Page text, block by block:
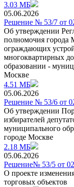
3.03 МБ
05.06.2026
Решение № 53/7 от
Об утверждении
полномочия города
ограждающих
многоквартирных
образовании -
Москве
4.51 МБ
05.06.2026
Решение № 53/6 от
Об утверждении
избирателей
муниципального
городе Москве
2.18 МБ
05.06.2026
Решение№ 53/5 от
О проекте
торговых объектов